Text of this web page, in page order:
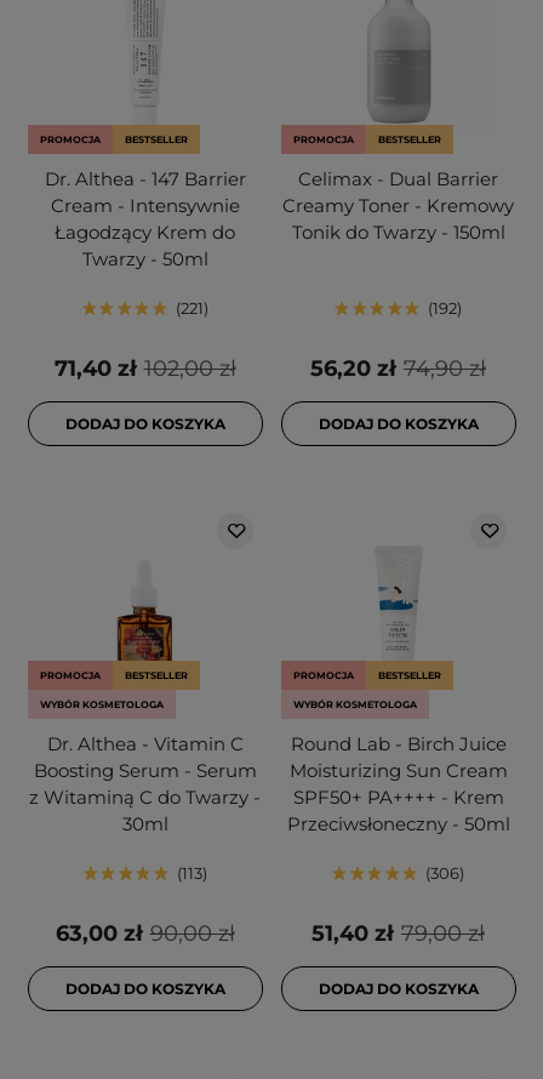
PROMOCJA BESTSELLER
Dr. Althea - 147 Barrier
Cream - Intensywnie
Łagodzący Krem do
Twarzy - 50ml
221
102,00 zł
71,40 zł
DODAJ DO KOSZYKA
PROMOCJA BESTSELLER
Celimax - Dual Barrier
Creamy Toner - Kremowy
Tonik do Twarzy - 150ml
192
74,90 zł
56,20 zł
DODAJ DO KOSZYKA
PROMOCJA BESTSELLER
WYBÓR KOSMETOLOGA
Dr. Althea - Vitamin C
Boosting Serum - Serum
z Witaminą C do Twarzy -
30ml
113
90,00 zł
63,00 zł
DODAJ DO KOSZYKA
PROMOCJA BESTSELLER
WYBÓR KOSMETOLOGA
Round Lab - Birch Juice
Moisturizing Sun Cream
SPF50+ PA++++ - Krem
Przeciwsłoneczny - 50ml
306
79,00 zł
51,40 zł
DODAJ DO KOSZYKA